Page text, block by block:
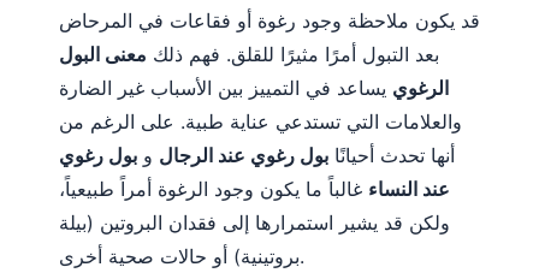
قد يكون ملاحظة وجود رغوة أو فقاعات في المرحاض
بعد التبول أمرًا مثيرًا للقلق. فهم ذلك معنى البول
الرغوي يساعد في التمييز بين الأسباب غير الضارة
والعلامات التي تستدعي عناية طبية. على الرغم من
أنها تحدث أحيانًا بول رغوي عند الرجال و بول رغوي
عند النساء غالباً ما يكون وجود الرغوة أمراً طبيعياً،
ولكن قد يشير استمرارها إلى فقدان البروتين (بيلة
بروتينية) أو حالات صحية أخرى.
ភាសាខ្មែរ
Kiswahili
አማርኛ
Українська
O‘zbekcha
Català
Қазақ тілі